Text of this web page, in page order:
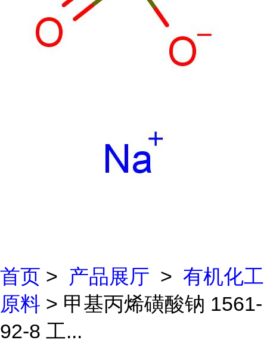
首页 > 产品展厅 > 有机化工
原料 > 甲基丙烯磺酸钠 1561-
92-8 工...